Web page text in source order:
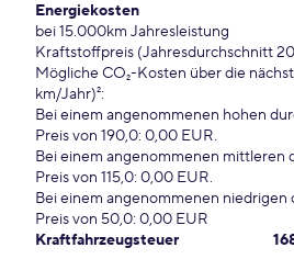
Energiekosten
bei 15.000km Jahresleistung
Kraftstoffpreis (Jahresdurchschnitt
Mögliche CO₂-Kosten über die
km/Jahr)²:
Bei einem angenommenen hohen
Preis von 190,0: 0,00 EUR.
Bei einem angenommenen mittleren
Preis von 115,0: 0,00 EUR.
Bei einem angenommenen niedrigen
Preis von 50,0: 0,00 EUR
Kraftfahrzeugsteuer